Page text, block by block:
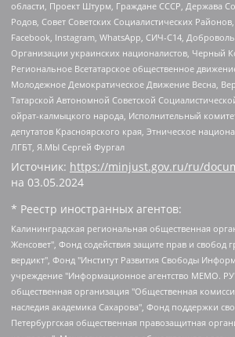
области, Проект Штурм, Граждане СССР, Держава
Родов, Совет Советских Социалистических
Facebook, Instagram, WhatsApp, СИЧ-С14,
Организации украинских националистов, Черный
Региональное Всетатарское общественное
Молодежное Демократическое Движение Весна,
Татарской Автономной Советской
ойрат-калмыцкого народа, Исполнительный
депутатов Красноярского края, Этническое
ЛГБТ, Я.МЫ Сергей Фургал
Источник: https://minjust.gov.ru/ru/
на 03.05.2024
* Реестр иностранных агентов:
Калининградская региональная общественная организация "Экозащита!-Женсовет", Фонд содействия защите прав и свобод граждан "Общественный вердикт", Фонд "Институт Развития Свободы Информации", Частное учреждение "Информационное агентство МЕМО. РУ", Региональная общественная организация "Общественная комиссия по сохранению наследия академика Сахарова", Фонд поддержки свободы прессы, Санкт-Петербургская общественная правозащитная организация "Гражданский контроль", Межрегиональная общественная организация "Информационно-просветительский центр "Мемориал", Региональный Фонд "Центр Защиты Прав Средств Массовой Информации", с 05.12.2023 Фонд "Центр Защиты Прав Средств массовой информации", Региональная общественная благотворительная организация помощи беженцам и мигрантам "Гражданское содействие", Негосударственное образовательное учреждение дополнительного профессионального образования (повышение квалификации) специалистов "АКАДЕМИЯ ПО ПРАВАМ ЧЕЛОВЕКА", Свердловская региональная общественная организация "Сутяжник", Автономная некоммерческая организация "Центр независимых социологических исследований", Союз общественных объединений "Российский исследовательский центр по правам человека", Региональное общественное учреждение научно-информационный центр "МЕМОРИАЛ", Некоммерческая организация "Фонд защиты гласности", Автономная некоммерческая организация "Институт прав человека", Городская общественная организация "Екатеринбургское общество "МЕМОРИАЛ", Городская общественная организация "Рязанское историко-просветительское и правозащитное общество "Мемориал" (Рязанский Мемориал), Челябинский региональный орган общественной самодеятельности – женское общественное объединение "Женщины Евразии", Челябинский региональный орган общественной самодеятельности "Уральская правозащитная группа", Фонд содействия защите здоровья и социальной справедливости имени Андрея Рылькова, Автономная Некоммерческая Организация "Аналитический Центр Юрия Левады", Автономная некоммерческая организация социальной поддержки населения "Проект Апрель", Региональная общественная организация помощи женщинам и детям, находящимся в кризисной ситуации "Информационно-методический центр "Анна", Фонд содействия развитию массовых коммуникаций и правовому просвещению "Так-так-Так", Фонд содействия устойчивому развитию "Серебряная тайга", Свердловский региональный общественный фонд социальных проектов "Новое время", "Idel.Реалии", Кавказ.Реалии, Крым.Реалии, Телеканал Настоящее Время, Татаро-башкирская служба Радио Свобода (Azatliq Radiosi), Радио Свободная Европа/Радио Свобода (PCE/PC), "Сибирь.Реалии", "Фактограф", Благотворительный фонд помощи осужденным и их семьям, Автономная некоммерческая организация "Институт глобализации и социальных движений", Фонд "В защиту прав заключенных", Частное учреждение "Центр поддержки и содействия развитию средств массовой информации", Пензенский региональный общественный благотворительный фонд "Гражданский союз", "Север.Реалии", Некоммерческая организация Фонд "Правовая инициатива", Общество с ограниченной ответственностью "Радио Свободная Европа/Радио Свобода", Чешское информационное агентство "MEDIUM-ORIENT", Красноярская региональная общественная организация "Мы против СПИДа", Камалягин Денис Николаевич, Маркелов Сергей Евгеньевич, Пономарев Лев Александрович, Савицкая Людмила Алексеевна, Автономная некоммерческая организация "Центр по работе с проблемой насилия "НАСИЛИЮ.НЕТ", Межрегиональный профессиональный союз работников здравоохранения "Альянс врачей", Юридическое лицо, зарегистрированное в Латвийской Республике, SIA "Medusa Project" (регистрационный номер 40103797863, дата регистрации 10.06.2014), Некоммерческая организация "Фонд по борьбе с коррупцией", Автономная некоммерческая организация "Институт права и публичной политики", Баданин Роман Сергеевич, Гликин Максим Александрович, Железнова Мария Михайловна, Лукьянова Юлия Сергеевна, Маетная Елизавета Витальевна, Маняхин Петр Борисович, Чуракова Ольга Владимировна, Ярош Юлия Петровна, Юридическое лицо "The Insider SIA", зарегистрированное в Риге, Латвийская Республика (дата регистрации 26.06.2015), являющееся администратором доменного имени интернет-издания "The Insider SIA", https://theins.ru, Постернак Алексей Евгеньевич, Рубин Михаил Аркадьевич, Анин Роман Александрович, Юридическое лицо Istories fonds, зарегистрированное в Латвийской Республике (регистрационный номер 50008295751, дата регистрации 24.02.2020), Великовский Дмитрий Александрович, Долинина Ирина Николаевна, Мароховская Алеся Алексеевна, Шлейнов Роман Юрьевич, Шмагун Олеся Валентиновна, Общество с ограниченной ответственностью "Альтаир 2021", Общество с ограниченной ответственностью "Вега 2021", Общество с ограниченной ответственностью "Главный редактор 2021", Общество с ограниченной ответственностью "Ромашки монолит", Важенков Артем Валерьевич, Ивановская областная общественная организация "Центр гендерных исследований", Гурман Юрий Альбертович, Медиапроект "ОВД-Инфо", Егоров Владимир Владимирович, Жилинский Владимир Александрович, Общество с ограниченной ответственностью "ЗП", Иванова София Юрьевна, Карезина Инна Павловна, Кильтау Екатерина Викторовна, Петров Алексей Викторович, Пискунов Сергей Евгеньевич, Смирнов Сергей Сергеевич, Тихонов Михаил Сергеевич, Общество с ограниченной ответственностью "ЖУРНАЛИСТ-ИНОСТРАННЫЙ АГЕНТ", Арапова Галина Юрьевна, Вольтская Татьяна Анатольевна, Американская компания "Mason G.E.S. Anonymous Foundation" (США), являющаяся владельцем интернет-издания https://mnews.world/, Компания "Stichting Bellingcat", зарегистрированная в Нидерландах (дата регистрации 11.07.2018), Захаров Андрей Вячеславович, Клепиковская Екатерина Дмитриевна, Общество с ограниченной ответственностью "МЕМО", Перл Роман Александрович, Симонов Евгений Алексеевич, Соловьева Елена Анатольевна, Сотников Даниил Владимирович, Сурначева Елизавета Дмитриевна, Автономная некоммерческая организация по защите прав человека и информированию населения "Якутия – Наше Мнение", Общество с ограниченной ответственностью "Москоу диджитал медиа", с 26.01.2023 Общество с ограниченной ответственностью "Чайка Белые сады", Ветошкина Валерия Валерьевна, Заговора Максим Александрович, Межрегиональное общественное движение "Российская ЛГБТ - сеть", Оленичев Максим Владимирович, Павлов Иван Юрьевич, Скворцова Елена Сергеевна, Общество с ограниченной ответственностью "Как бы инагент", Кочетков Игорь Викторович, Общество с ограниченной ответственностью "Честные выборы", Еланчик Олег Александрович, Общество с ограниченной ответственностью "Нобелевский призыв", Гималова Регина Эмилевна, Григорьев Андрей Валерьевич, Григорьева Алина Александровна, Ассоциация по содействию защите прав призывников, альтернативнослужащих и военнослужащих "Правозащитная группа "Гражданин.Армия.Право", Хисамова Регина Фаритовна, Автономная некоммерческая организация по реализации социально-правовых программ "Лилит", Дальневосточное общественное движение "Маяк", Санкт-Петербургская ЛГБТ-инициативная группа "Выход", Инициативная